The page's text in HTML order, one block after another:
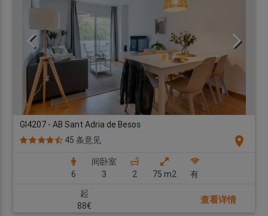
GI4207 - AB Sant Adria de Besos
45 条意见
location_on
6
间卧室
3
2 75 m2
有
起
88€
查看详情